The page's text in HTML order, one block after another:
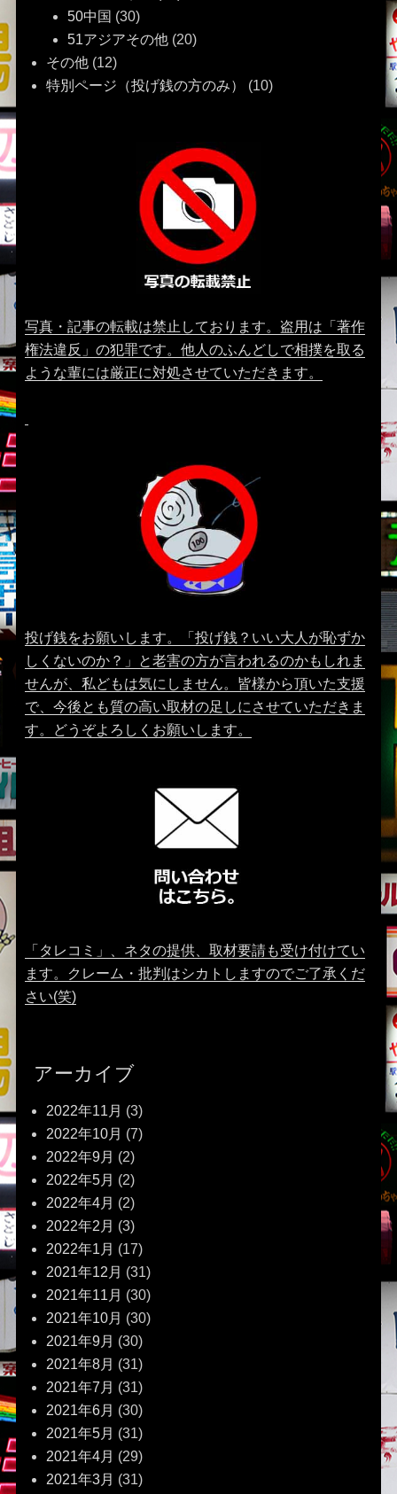
50中国 (30)
51アジアその他(20)
その他(12)
特別ページ（投げ銭の方のみ）
(10)
写真・記事の転載は禁止しております。盗用は「著作
権法違反」の犯罪です。他人のふんどしで相撲を取る
ような輩には厳正に対処させていただきます。
投げ銭をお願いします。「投げ銭？いい大人が恥ずか
しくないのか？」と老害の方が言われるのかもしれま
せんが、私どもは気にしません。皆様から頂いた支援
で、今後とも質の高い取材の足しにさせていただきま
す。どうぞよろしくお願いします。
「タレコミ」、ネタの提供、取材要請も受け付けてい
ます。クレーム・批判はシカトしますのでご了承くだ
さい(笑)
アーカイブ
2022年11月 (3)
2022年10月 (7)
2022年9月 (2)
2022年5月 (2)
2022年4月 (2)
2022年2月 (3)
2022年1月 (17)
2021年12月 (31)
2021年11月 (30)
2021年10月 (30)
2021年9月 (30)
2021年8月 (31)
2021年7月 (31)
2021年6月 (30)
2021年5月 (31)
2021年4月 (29)
2021年3月 (31)